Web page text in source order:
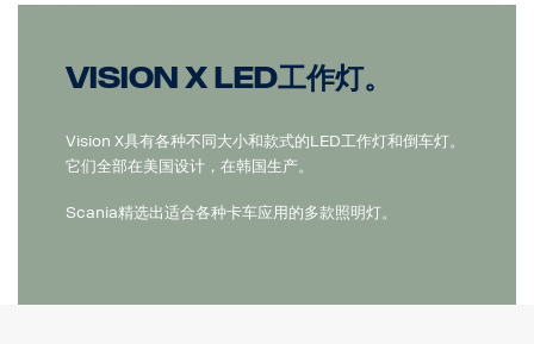
Vision X LED工作灯。
Vision X具有各种不同大小和款式的LED工作灯和倒车灯。
它们全部在美国设计，在韩国生产。
Scania精选出适合各种卡车应用的多款照明灯。